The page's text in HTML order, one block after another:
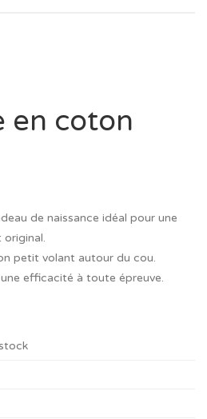
en coton
de naissance idéal pour une
petit volant autour du cou.
efficacité à toute épreuve.